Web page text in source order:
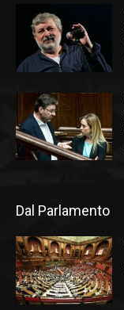
Dal Parlamento